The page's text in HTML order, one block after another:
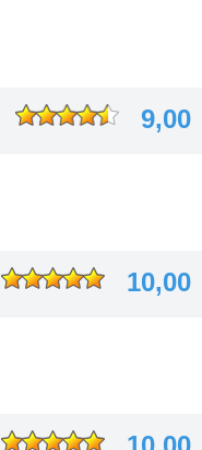
9,00
10,00